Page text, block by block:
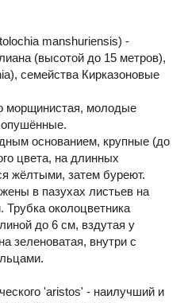
manshuriensis) -
(высотой до 15 метров),
семейства Кирказоновые
морщинистая, молодые
опушённые.
основанием, крупные (до
цвета, на длинных
жёлтыми, затем буреют.
в пазухах листьев на
Трубка околоцветника
до 6 см, вздутая у
зеленоватая, внутри с
'aristos' - наилучший и